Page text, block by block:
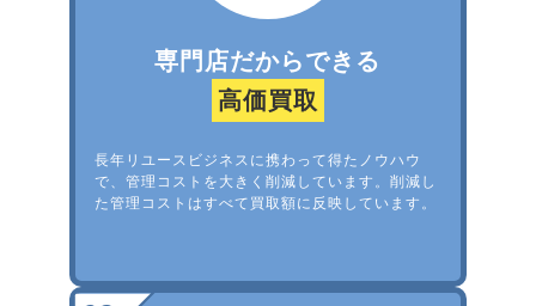
専門店だからできる
高価買取
長年リユースビジネスに携わって得たノウハウ
で、管理コストを大きく削減しています。削減し
た管理コストはすべて買取額に反映しています。